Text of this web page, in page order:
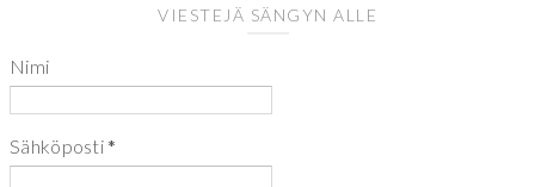
VIESTEJÄ SÄNGYN ALLE
Nimi
Sähköposti*